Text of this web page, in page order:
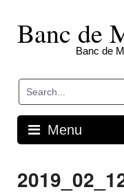
contentBanc de
Banc de
Menu